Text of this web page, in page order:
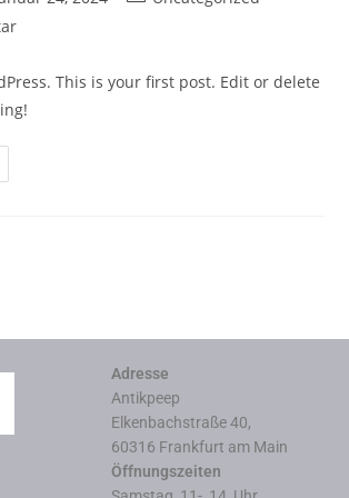
This is your first post. Edit or delete
Adresse
Antikpeep
Elkenbachstraße 40,
60316 Frankfurt am Main
Öffnungszeiten